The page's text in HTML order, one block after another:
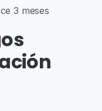
3 meses